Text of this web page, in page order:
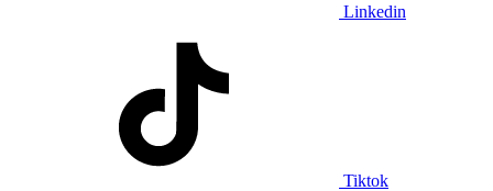
Linkedin
Tiktok